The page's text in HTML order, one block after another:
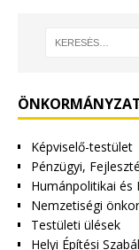
Képviselő-testület
Pénzügyi,
Humánpolitikai
Nemzetiségi
Testületi ülések
Helyi Építési